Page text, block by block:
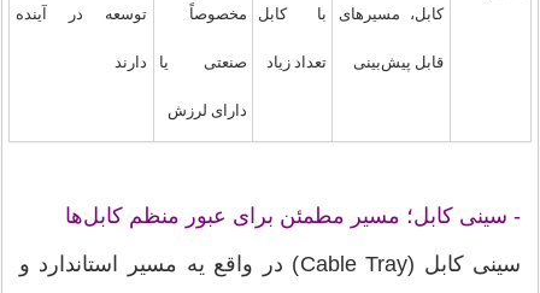
کابل، مسیرهای
قابل پیش‌بینی
با کابل
تعداد زیاد
مخصوصاً
صنعتی یا
دارای لرزش
توسعه در آینده
دارند
- سینی کابل؛ مسیر مطمئن برای عبور منظم کابل‌ها
سینی کابل (Cable Tray) در واقع یه مسیر استاندارد و